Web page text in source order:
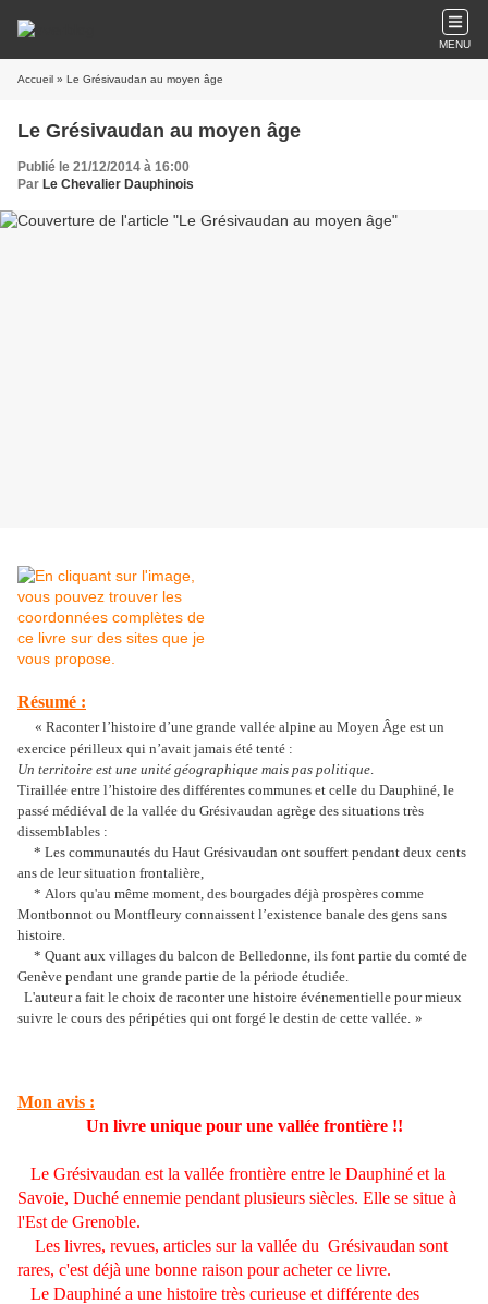
MENU
Accueil » Le Grésivaudan au moyen âge
Le Grésivaudan au moyen âge
Publié le 21/12/2014 à 16:00
Par Le Chevalier Dauphinois
Résumé :
« Raconter l’histoire d’une grande vallée alpine au Moyen Âge est un
exercice périlleux qui n’avait jamais été tenté :
Un territoire est une unité géographique mais pas politique.
Tiraillée entre l’histoire des différentes communes et celle du Dauphiné, le
passé médiéval de la vallée du Grésivaudan agrège des situations très
dissemblables :
* Les communautés du Haut Grésivaudan ont souffert pendant deux cents
ans de leur situation frontalière,
* Alors qu'au même moment, des bourgades déjà prospères comme
Montbonnot ou Montfleury connaissent l’existence banale des gens sans
histoire.
* Quant aux villages du balcon de Belledonne, ils font partie du comté de
Genève pendant une grande partie de la période étudiée.
L'auteur a fait le choix de raconter une histoire événementielle pour mieux
suivre le cours des péripéties qui ont forgé le destin de cette vallée. »
Mon avis :
Un livre unique pour une vallée frontière !!
Le Grésivaudan est la vallée frontière entre le Dauphiné et la
Savoie, Duché ennemie pendant plusieurs siècles. Elle se situe à
l'Est de Grenoble.
Les livres, revues, articles sur la vallée du Grésivaudan sont
rares, c'est déjà une bonne raison pour acheter ce livre.
Le Dauphiné a une histoire très curieuse et différente des